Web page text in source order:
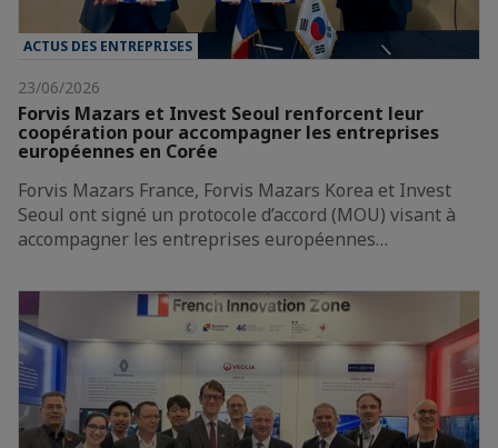
ACTUS DES ENTREPRISES
23/06/2026
Forvis Mazars et Invest Seoul renforcent leur
coopération pour accompagner les entreprises
européennes en Corée
Forvis Mazars France, Forvis Mazars Korea et Invest
Seoul ont signé un protocole d’accord (MOU) visant à
accompagner les entreprises européennes…